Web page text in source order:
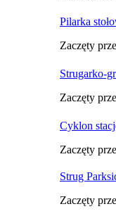
Pilarka
Zaczęty
Strugarko-
Zaczęty
Cyklon
Zaczęty
Strug
Zaczęty